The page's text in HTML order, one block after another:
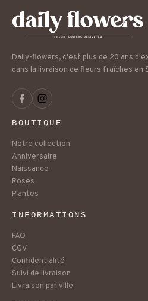
Daily-flowers, c'est plus de 20 ans
dans la livraison de fleurs fraîches en
BOUTIQUE
Notre collection
Anniversaire
Naissance
Roses
Plantes
INFORMATIONS
FAQ
CGV
Confidentialité
Suivi de livraison
Livraison par ville